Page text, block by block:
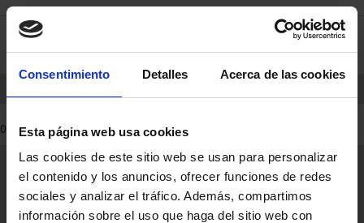
Consentimiento Detalles Acerca de las cookies
Esta página web usa cookies
Las cookies de este sitio web se usan para personalizar
el contenido y los anuncios, ofrecer funciones de redes
sociales y analizar el tráfico. Además, compartimos
información sobre el uso que haga del sitio web con
saltar
contenido
Saltar
men
0
0 Productos encontrados
Información General
Contacto
Preguntas Frequentes (FAQs)